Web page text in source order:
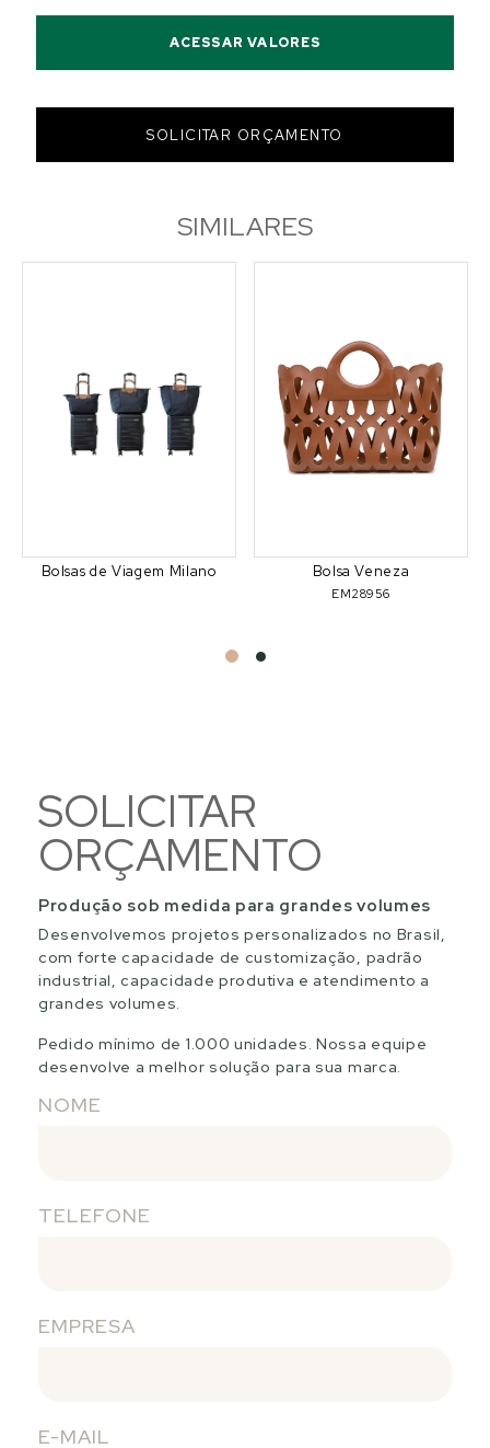
ACESSAR VALORES
SOLICITAR ORÇAMENTO
SIMILARES
Bolsas de Viagem Milano Bolsa Veneza
EM28956
SOLICITAR
ORÇAMENTO
Produção sob medida para grandes volumes
Desenvolvemos projetos personalizados no Brasil,
com forte capacidade de customização, padrão
industrial, capacidade produtiva e atendimento a
grandes volumes.
Pedido mínimo de 1.000 unidades. Nossa equipe
desenvolve a melhor solução para sua marca.
NOME
TELEFONE
EMPRESA
E-MAIL